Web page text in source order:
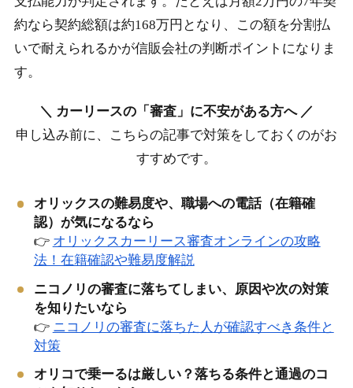
約なら契約総額は約168万円となり、この額を分割払
いで耐えられるかが信販会社の判断ポイントになりま
す。
＼ カーリースの「審査」に不安がある方へ ／
申し込み前に、こちらの記事で対策をしておくのがお
すすめです。
オリックスの難易度や、職場への電話（在籍確
認）が気になるなら
👉 オリックスカーリース審査オンラインの攻略
法！在籍確認や難易度解説
ニコノリの審査に落ちてしまい、原因や次の対策
を知りたいなら
👉 ニコノリの審査に落ちた人が確認すべき条件と
対策
オリコで乗ーるは厳しい？落ちる条件と通過のコ